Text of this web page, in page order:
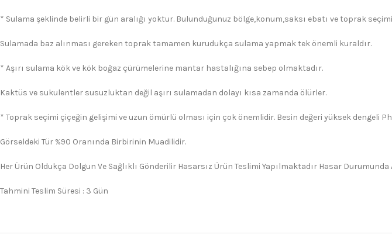
* Sulama şeklinde belirli bir gün aralığı yoktur. Bulunduğunuz bölge,konum,saksı ebatı ve toprak
Sulamada baz alınması gereken toprak tamamen kurudukça sulama yapmak tek önemli kuraldır.
* Aşırı sulama kök ve kök boğaz çürümelerine mantar hastalığına sebep olmaktadır.
Kaktüs ve sukulentler susuzluktan değil aşırı sulamadan dolayı kısa zamanda ölürler.
* Toprak seçimi çiçeğin gelişimi ve uzun ömürlü olması için çok önemlidir. Besin değeri yüksek dengeli
Görseldeki Tür %90 Oranında Birbirinin Muadilidir.
Her Ürün Oldukça Dolgun Ve Sağlıklı Gönderilir Hasarsız Ürün Teslimi Yapılmaktadır Hasar
Tahmini Teslim Süresi : 3 Gün